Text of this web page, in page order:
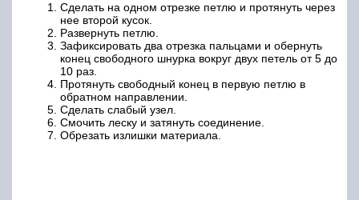
Сделать на одном отрезке петлю и протянуть через
нее второй кусок.
Развернуть петлю.
Зафиксировать два отрезка пальцами и обернуть
конец свободного шнурка вокруг двух петель от 5 до
10 раз.
Протянуть свободный конец в первую петлю в
обратном направлении.
Сделать слабый узел.
Смочить леску и затянуть соединение.
Обрезать излишки материала.